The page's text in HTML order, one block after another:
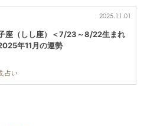
2025.11.01
座（しし座）＜7/23～8/22生まれ
年11月の運勢
,占い